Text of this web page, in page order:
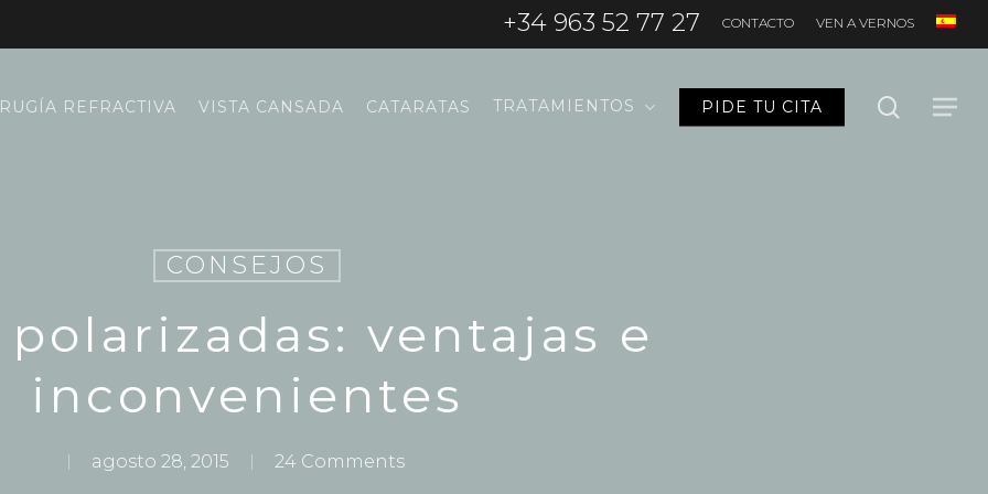
+34 963 52 77 27 CONTACTO VEN A VERNOS
REFRACTIVA VISTA CANSADA CATARATAS TRATAMIENTOS PIDE TU CITA search
Menu
CONSEJOS
polarizadas: ventajas e
inconvenientes
agosto 28, 2015 24 Comments